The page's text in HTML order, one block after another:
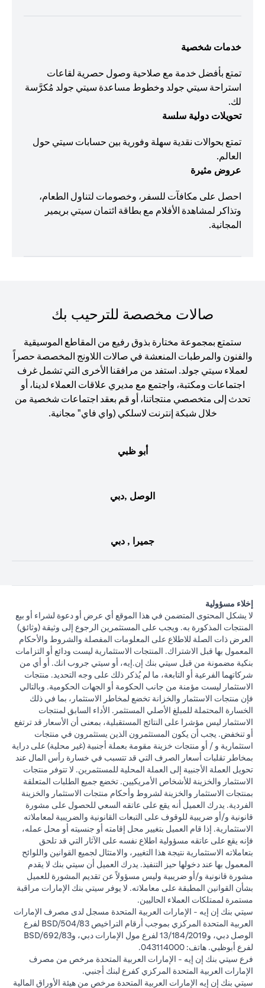
خدمات شخصية
تمتع بأفضل خدمة مع صلاحية وصول حصرية لقاعات
استراحة سيتي جولد وخطوط مساعدة سيتي جولد مُكرَّسة
لك.
تحويلات دولية سلسة
تمتع بحوالات نقدية سهلة وفورية بين حسابات سيتي حول
العالم.
عروض مثيرة
احصل على مكافآت للسفر، وخصومات لتناول الطعام،
وتذاكر لمشاهدة الأفلام مع بطاقة ائتمان سيتي بريمير
المجانية.
صالات مخصصة للترحيب بك
ستمتع بمجموعة مختارة بذوق رفيع من المقاطع الموسيقية
والفنون والمرطبات المنعشة في صالات اللاونج المخصصة حصراً
لعملاء سيتي جولد. استفد من مرافقنا الأخرى التي تشمل غرف
اجتماعات ومكتبة، واجتمع مع مديري علاقات العملاء لدينا، أو
تحدث إلى متخصصي منتجاتنا، أو قم بعقد اجتماعات شخصية من
خلال شبكة إنترنت لاسلكي (واي فاي" مجانية.
أبو ظبي
الوصل ,دبي
جميرا , دبي
إخلاء مسؤولية
لا يشكل المحتوى المتضمن في هذا الموقع أي عرض أو دعوة لشراء أو بيع
المنتجات المذكورة به. ويجب على المستثمرين الرجوع إلى وثيقة (وثائق)
العرض ذات الصلة للاطلاع على المعلومات المفصلة والشروط والأحكام
المعمول بها قبل الاشتراك. المنتجات الاستثمارية ليست ودائع أو التزامات
بنكية مضمونة من قبل سيتي بنك إن.إيه، أو سيتي جروب انك. أو أي من
شركاتهما الفرعية أو التابعة، ما لم يُذكر ذلك على وجه التحديد. منتجات
الاستثمار ليست مؤمنة من جانب الحكومة أو الجهات الحكومية. وبالتالي
فإن منتجات الاستثمار والخزانة تخضع لمخاطر الاستثمار، بما في ذلك
الخسارة المحتملة للمبلغ الأصلي المستثمر. الأداء السابق لمنتجات
الاستثمار ليس مؤشرا على النتائج المستقبلية، بمعنى أن الأسعار قد ترتفع
أو تنخفض. يجب أن يكون المستثمرون الذين يستثمرون في منتجات
استثمارية و / أو منتجات خزينة مقومة بعملة أجنبية (غير محلية) على دراية
بمخاطر تقلبات أسعار الصرف التي قد تتسبب في خسارة رأس المال عند
تحويل العملة الأجنبية إلى العملة المحلية للمستثمرين. لا تتوفر منتجات
الاستثمار والخزينة للأشخاص الأمريكيين. تخضع جميع الطلبات المتعلقة
بمنتجات الاستثمار والخزينة لشروط وأحكام منتجات الاستثمار والخزينة
الفردية. يدرك العميل أنه يقع على عاتقه السعي للحصول على مشورة
قانونية و/أو ضريبية للوقوف على التبعات القانونية والضريبية لمعاملاته
الاستثمارية. إذا قام العميل بتغيير محل إقامته أو جنسيته أو محل عمله،
فإنه يقع على عاتقه مسؤولية اطلاع نفسه على الآثار التي قد تلحق
بتعاملاته الاستثمارية نتيجة هذا التغيير، والامتثال لجميع القوانين واللوائح
المعمول بها عند دخولها حيز التنفيذ. يدرك العميل أن سيتي بنك لا يقدم
مشورة قانونية و/أو ضريبية وليس مسؤولاً عن تقديم المشورة للعميل
بشأن القوانين المطبقة على معاملاته. لا يوفر سيتي بنك الإمارات مراقبة
مستمرة لممتلكات العملاء الحاليين.
سيتي بنك إن إيه - الإمارات العربية المتحدة مسجل لدى مصرف الإمارات
العربية المتحدة المركزي بموجب أرقام التراخيص BSD/504/83 لفرع
الوصل دبي، و13/184/2019 لفرع مول الإمارات دبي، وBSD/692/83
لفرع أبوظبي. هاتف: 043114000.
فرع سيتي بنك إن إيه - الإمارات العربية المتحدة مرخص من مصرف
الإمارات العربية المتحدة المركزي كفرع لبنك أجنبي.
سيتي بنك إن إيه الإمارات العربية المتحدة مرخص من هيئة الأوراق المالية